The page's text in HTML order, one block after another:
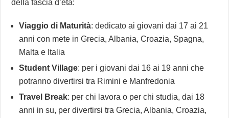
della fascia d’età:
Viaggio di Maturità: dedicato ai giovani dai 17 ai 21
anni con mete in Grecia, Albania, Croazia, Spagna,
Malta e Italia
Student Village: per i giovani dai 16 ai 19 anni che
potranno divertirsi tra Rimini e Manfredonia
Travel Break: per chi lavora o per chi studia, dai 18
anni in su, per divertirsi tra Grecia, Albania, Croazia,